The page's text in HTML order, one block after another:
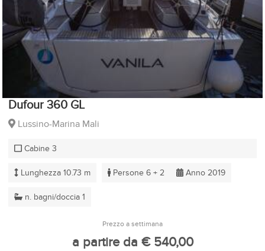
Dufour 360 GL
Lussino-Marina Mali
Cabine 3
Lunghezza 10.73 m Persone 6 + 2 Anno 2019
n. bagni/doccia 1
Prezzo a settimana
a partire da € 540,00